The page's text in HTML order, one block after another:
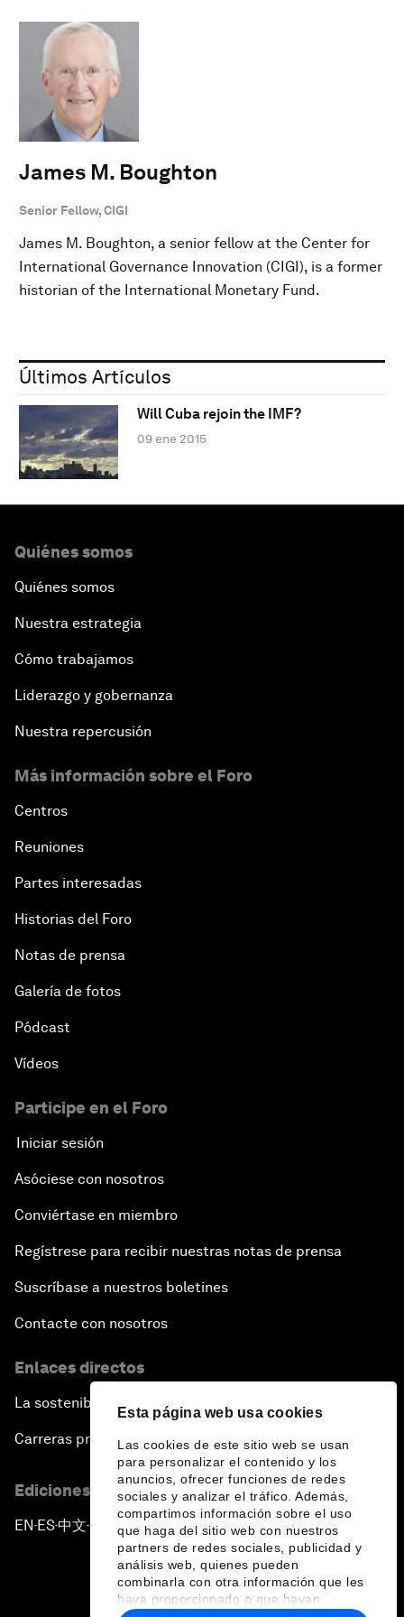
Esta página web usa cookies
Las cookies de este sitio web se usan
para personalizar el contenido y los
anuncios, ofrecer funciones de redes
sociales y analizar el tráfico. Además,
compartimos información sobre el uso
que haga del sitio web con nuestros
partners de redes sociales, publicidad y
análisis web, quienes pueden
combinarla con otra información que les
haya proporcionado o que hayan
James M. Boughton
Senior Fellow, CIGI
James M. Boughton, a senior fellow at the Center for
International Governance Innovation (CIGI), is a former
historian of the International Monetary Fund.
Últimos Artículos
Will Cuba rejoin the IMF?
09 ene 2015
Quiénes somos
Quiénes somos
Nuestra estrategia
Cómo trabajamos
Liderazgo y gobernanza
Nuestra repercusión
Más información sobre el Foro
Centros
Reuniones
Partes interesadas
Historias del Foro
Notas de prensa
Galería de fotos
Pódcast
Vídeos
Participe en el Foro
Iniciar sesión
Asóciese con nosotros
Conviértase en miembro
Regístrese para recibir nuestras notas de prensa
Suscríbase a nuestros boletines
Contacte con nosotros
Enlaces directos
La sostenibilidad en el Foro
Carreras profesionales
Ediciones en otros idiomas
EN ▪ES▪中文▪ 日本語